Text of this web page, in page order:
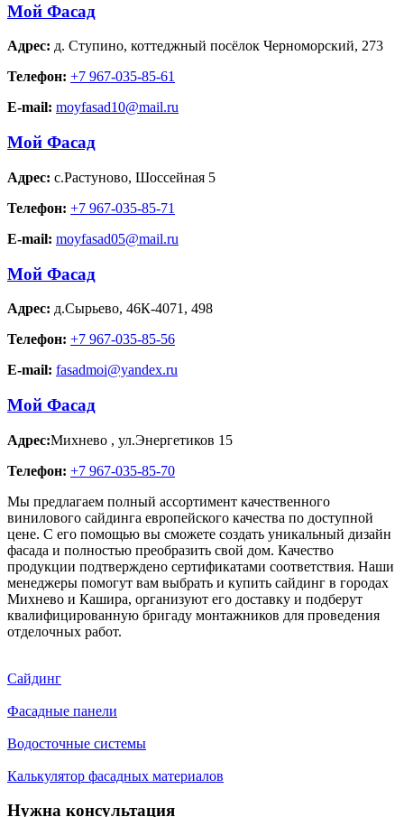
Мой Фасад
Адрес: д. Ступино, коттеджный посёлок Черноморский, 273
Телефон: +7 967-035-85-61
E-mail: moyfasad10@mail.ru
Мой Фасад
Адрес: с.Растуново, Шоссейная 5
Телефон: +7 967-035-85-71
E-mail: moyfasad05@mail.ru
Мой Фасад
Адрес: д.Сырьево, 46К-4071, 498
Телефон: +7 967-035-85-56
E-mail: fasadmoi@yandex.ru
Мой Фасад
Адрес:Михнево , ул.Энергетиков 15
Телефон: +7 967-035-85-70
Мы предлагаем полный ассортимент качественного
винилового сайдинга европейского качества по доступной
цене. С его помощью вы сможете создать уникальный дизайн
фасада и полностью преобразить свой дом. Качество
продукции подтверждено сертификатами соответствия. Наши
менеджеры помогут вам выбрать и купить сайдинг в городах
Михнево и Кашира, организуют его доставку и подберут
квалифицированную бригаду монтажников для проведения
отделочных работ.
Сайдинг
Фасадные панели
Водосточные системы
Калькулятор фасадных материалов
Нужна консультация